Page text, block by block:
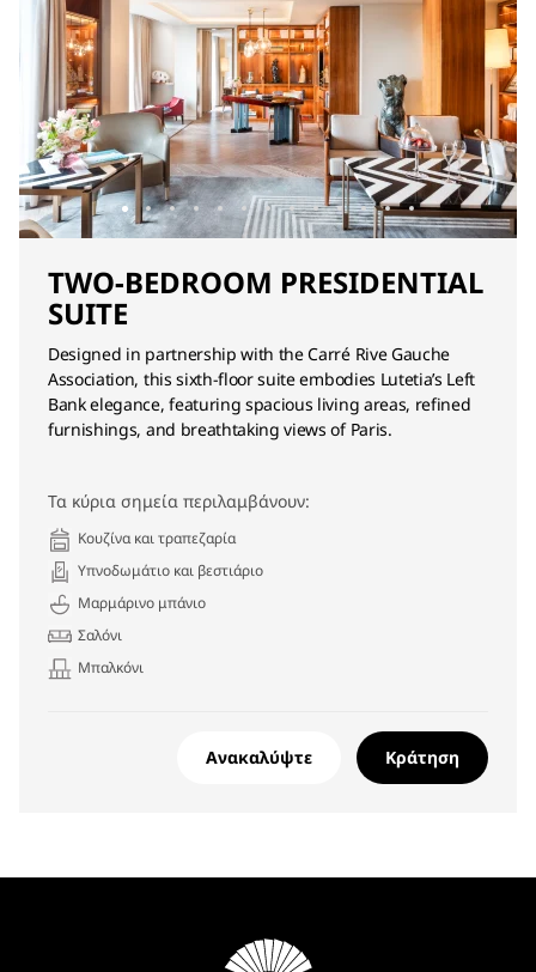
TWO-BEDROOM PRESIDENTIAL
SUITE
Designed in partnership with the Carré Rive Gauche
Association, this sixth-floor suite embodies Lutetia’s Left
Bank elegance, featuring spacious living areas, refined
furnishings, and breathtaking views of Paris.
Τα κύρια σημεία περιλαμβάνουν:
Κουζίνα και τραπεζαρία
Υπνοδωμάτιο και βεστιάριο
Μαρμάρινο μπάνιο
Σαλόνι
Μπαλκόνι
Ανακαλύψτε Κράτηση